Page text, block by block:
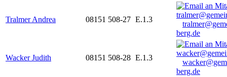
Tralmer Andrea 08151 508-27 E.1.3
berg.de
Wacker Judith 08151 508-28 E.1.3
berg.de